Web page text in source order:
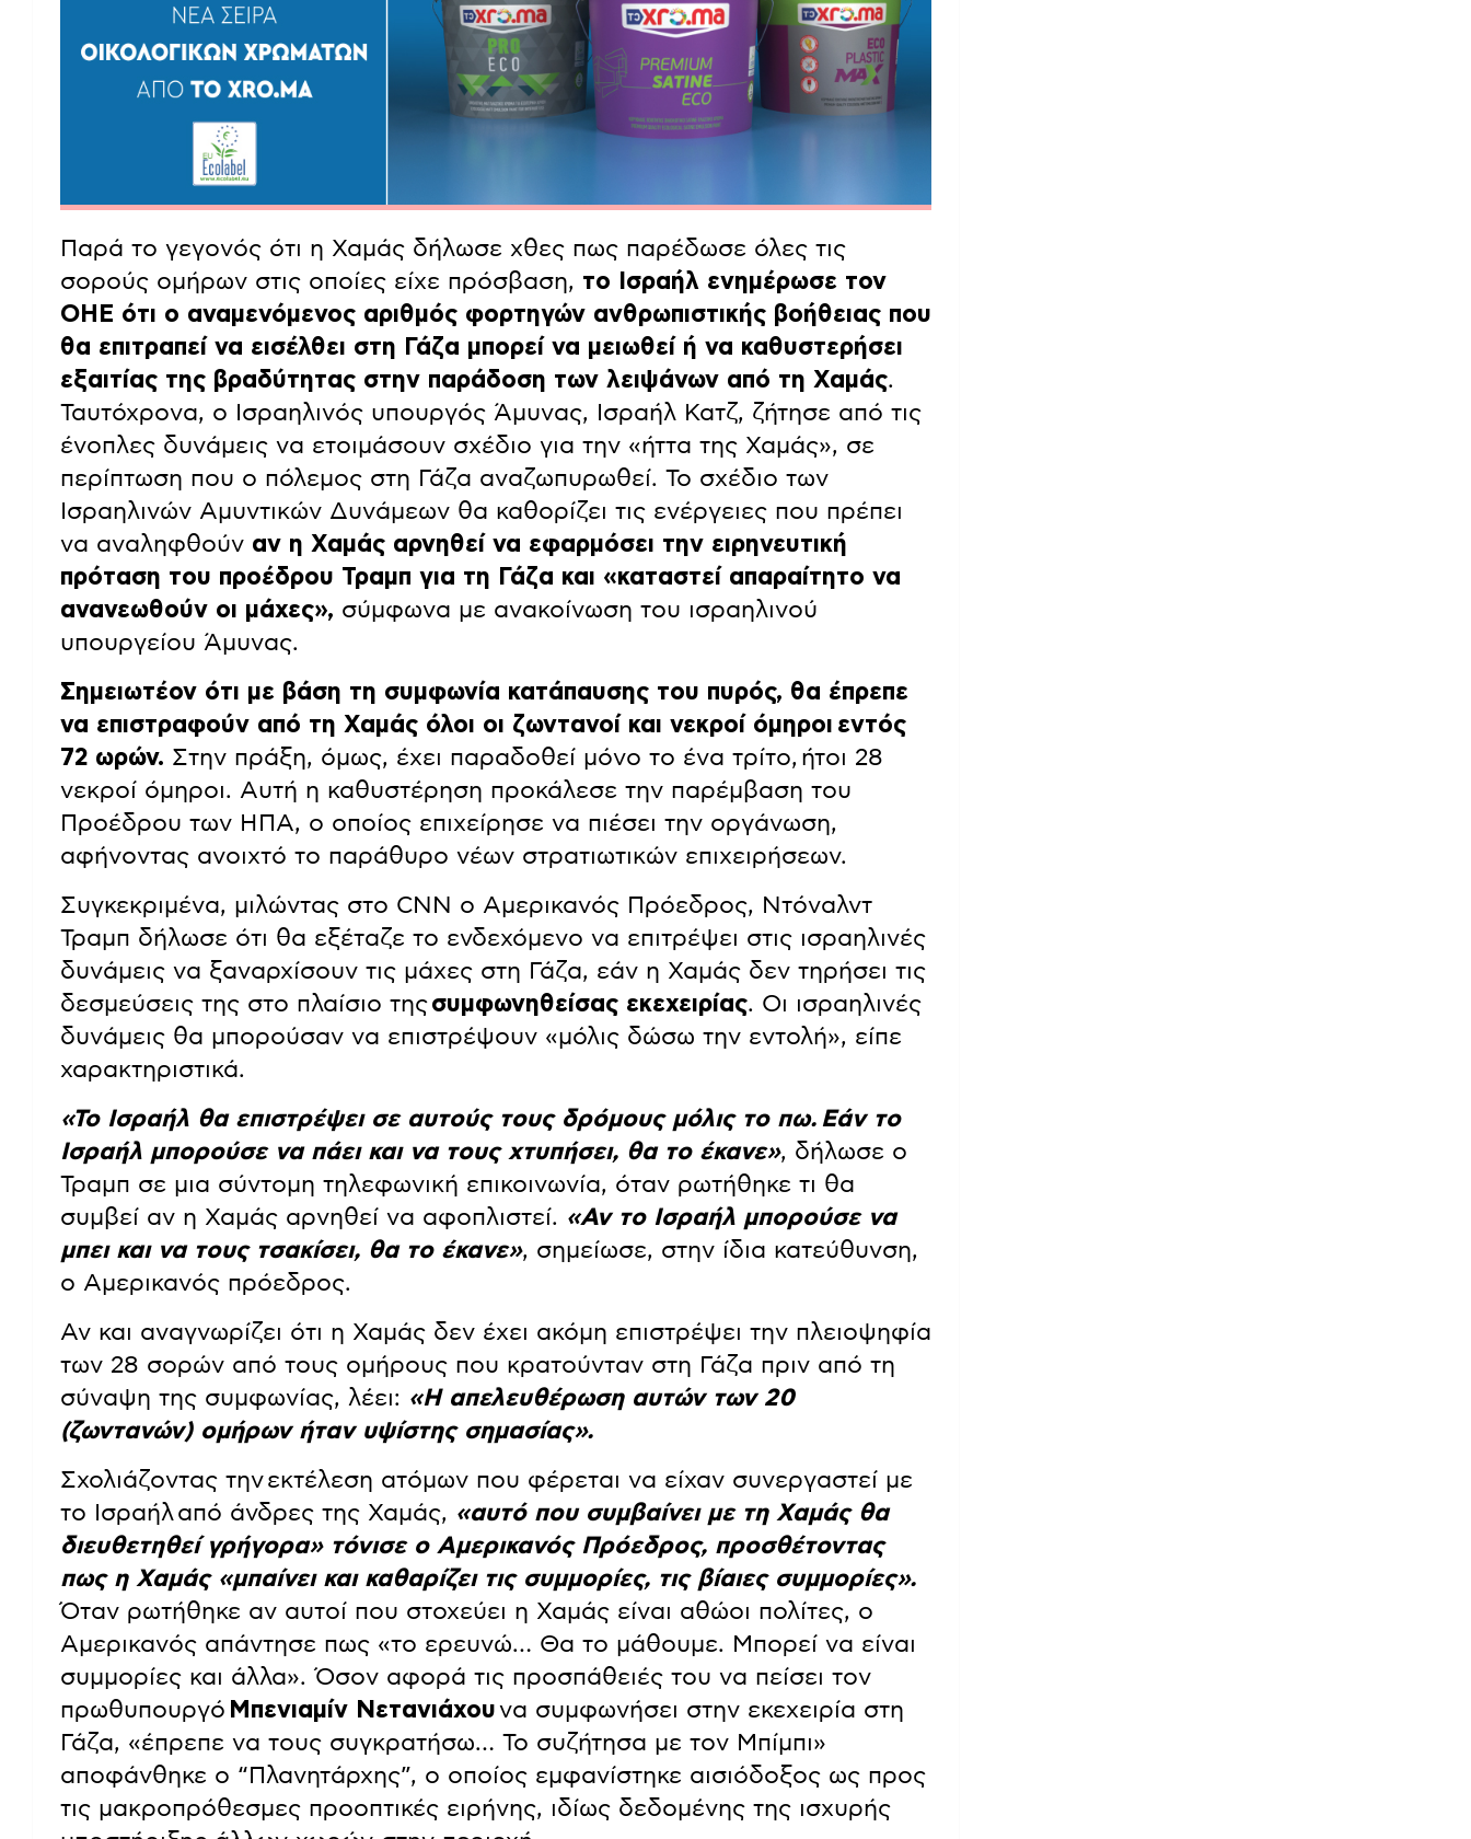
Παρά το γεγονός ότι η Χαμάς δήλωσε χθες πως παρέδωσε όλες τις
σορούς ομήρων στις οποίες είχε πρόσβαση, το Ισραήλ ενημέρωσε τον
ΟΗΕ ότι ο αναμενόμενος αριθμός φορτηγών ανθρωπιστικής βοήθειας που
θα επιτραπεί να εισέλθει στη Γάζα μπορεί να μειωθεί ή να καθυστερήσει
εξαιτίας της βραδύτητας στην παράδοση των λειψάνων από τη Χαμάς.
Ταυτόχρονα, ο Ισραηλινός υπουργός Άμυνας, Ισραήλ Κατζ, ζήτησε από τις
ένοπλες δυνάμεις να ετοιμάσουν σχέδιο για την «ήττα της Χαμάς», σε
περίπτωση που ο πόλεμος στη Γάζα αναζωπυρωθεί. Το σχέδιο των
Ισραηλινών Αμυντικών Δυνάμεων θα καθορίζει τις ενέργειες που πρέπει
να αναληφθούν αν η Χαμάς αρνηθεί να εφαρμόσει την ειρηνευτική
πρόταση του προέδρου Τραμπ για τη Γάζα και «καταστεί απαραίτητο να
ανανεωθούν οι μάχες», σύμφωνα με ανακοίνωση του ισραηλινού
υπουργείου Άμυνας.
Σημειωτέον ότι με βάση τη συμφωνία κατάπαυσης του πυρός, θα έπρεπε
να επιστραφούν από τη Χαμάς όλοι οι ζωντανοί και νεκροί όμηροι εντός
72 ωρών. Στην πράξη, όμως, έχει παραδοθεί μόνο το ένα τρίτο, ήτοι 28
νεκροί όμηροι. Αυτή η καθυστέρηση προκάλεσε την παρέμβαση του
Προέδρου των ΗΠΑ, ο οποίος επιχείρησε να πιέσει την οργάνωση,
αφήνοντας ανοιχτό το παράθυρο νέων στρατιωτικών επιχειρήσεων.
Συγκεκριμένα, μιλώντας στο CNN ο Αμερικανός Πρόεδρος, Ντόναλντ
Τραμπ δήλωσε ότι θα εξέταζε το ενδεχόμενο να επιτρέψει στις ισραηλινές
δυνάμεις να ξαναρχίσουν τις μάχες στη Γάζα, εάν η Χαμάς δεν τηρήσει τις
δεσμεύσεις της στο πλαίσιο τηςσυμφωνηθείσας εκεχειρίας. Οι ισραηλινές
δυνάμεις θα μπορούσαν να επιστρέψουν «μόλις δώσω την εντολή», είπε
χαρακτηριστικά.
«Το Ισραήλ θα επιστρέψει σε αυτούς τους δρόμους μόλις το πω. Εάν το
Ισραήλ μπορούσε να πάει και να τους χτυπήσει, θα το έκανε», δήλωσε ο
Τραμπ σε μια σύντομη τηλεφωνική επικοινωνία, όταν ρωτήθηκε τι θα
συμβεί αν η Χαμάς αρνηθεί να αφοπλιστεί. «Αν το Ισραήλ μπορούσε να
μπει και να τους τσακίσει, θα το έκανε», σημείωσε, στην ίδια κατεύθυνση,
ο Αμερικανός πρόεδρος.
Αν και αναγνωρίζει ότι η Χαμάς δεν έχει ακόμη επιστρέψει την πλειοψηφία
των 28 σορών από τους ομήρους που κρατούνταν στη Γάζα πριν από τη
σύναψη της συμφωνίας, λέει: «Η απελευθέρωση αυτών των 20
(ζωντανών) ομήρων ήταν υψίστης σημασίας».
Σχολιάζοντας την εκτέλεση ατόμων που φέρεται να είχαν συνεργαστεί με
το Ισραήλ από άνδρες της Χαμάς, «αυτό που συμβαίνει με τη Χαμάς θα
διευθετηθεί γρήγορα» τόνισε ο Αμερικανός Πρόεδρος, προσθέτοντας
πως η Χαμάς «μπαίνει και καθαρίζει τις συμμορίες, τις βίαιες συμμορίες».
Όταν ρωτήθηκε αν αυτοί που στοχεύει η Χαμάς είναι αθώοι πολίτες, ο
Αμερικανός απάντησε πως «το ερευνώ… Θα το μάθουμε. Μπορεί να είναι
συμμορίες και άλλα». Όσον αφορά τις προσπάθειές του να πείσει τον
πρωθυπουργό Μπενιαμίν Νετανιάχουνα συμφωνήσει στην εκεχειρία στη
Γάζα, «έπρεπε να τους συγκρατήσω… Το συζήτησα με τον Μπίμπι»
αποφάνθηκε ο “Πλανητάρχης”, ο οποίος εμφανίστηκε αισιόδοξος ως προς
τις μακροπρόθεσμες προοπτικές ειρήνης, ιδίως δεδομένης της ισχυρής